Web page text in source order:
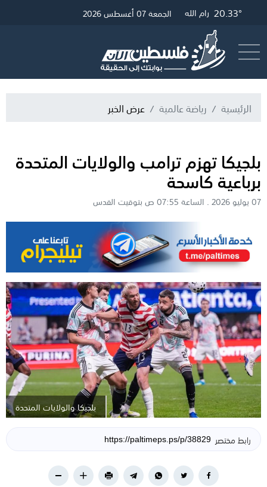
25.42° غزة 20.57° القدس 20.33° رام الله 19.42° الخليل الجمعة 07 أغسطس 2026
الرئيسية رياضة عالمية عرض الخبر
بلجيكا تهزم ترامب والولايات المتحدة
برباعية كاسحة
07 يوليو 2026 . الساعة 07:55 ص بتوقيت القدس
بلجيكا والولايات المتحدة
رابط مختصر